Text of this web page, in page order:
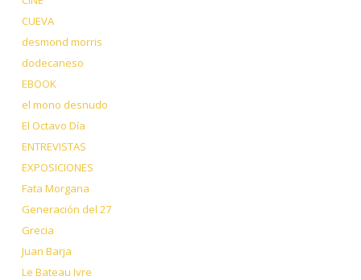
CUEVA
desmond morris
dodecaneso
EBOOK
el mono desnudo
El Octavo Día
ENTREVISTAS
EXPOSICIONES
Fata Morgana
Generación del 27
Grecia
Juan Barja
Le Bateau Ivre